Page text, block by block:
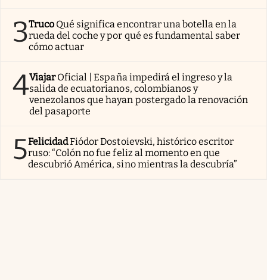
3Truco Qué significa encontrar una botella en la
rueda del coche y por qué es fundamental saber
cómo actuar
4Viajar Oficial | España impedirá el ingreso y la
salida de ecuatorianos, colombianos y
venezolanos que hayan postergado la renovación
del pasaporte
5FelicidadFiódor Dostoievski, histórico escritor
ruso: “Colón no fue feliz al momento en que
descubrió América, sino mientras la descubría”